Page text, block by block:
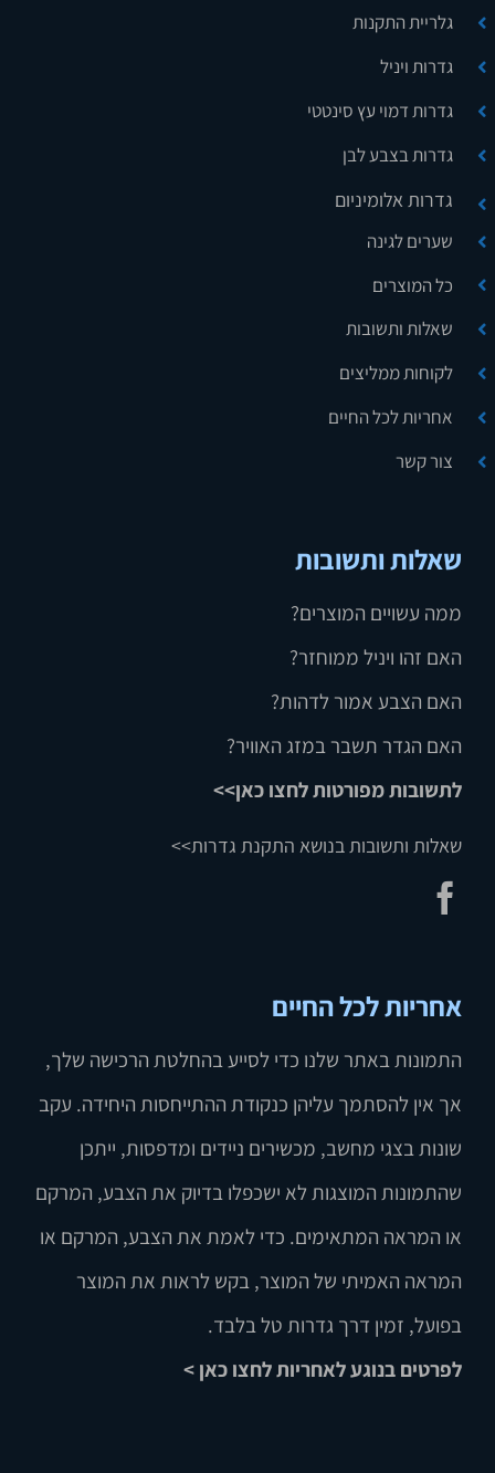
גלריית התקנות
גדרות ויניל
גדרות דמוי עץ סינטטי
גדרות בצבע לבן
גדרות אלומיניום
שערים לגינה
כל המוצרים
שאלות ותשובות
לקוחות ממליצים
אחריות לכל החיים
צור קשר
שאלות ותשובות
ממה עשויים המוצרים?
האם זהו ויניל ממוחזר?
האם הצבע אמור לדהות?
האם הגדר תשבר במזג האוויר?
לתשובות מפורטות לחצו כאן>>
שאלות ותשובות בנושא התקנת גדרות>>
אחריות לכל החיים
התמונות באתר שלנו כדי לסייע בהחלטת הרכישה שלך,
אך אין להסתמך עליהן כנקודת ההתייחסות היחידה. עקב
שונות בצגי מחשב, מכשירים ניידים ומדפסות, ייתכן
שהתמונות המוצגות לא ישכפלו בדיוק את הצבע, המרקם
או המראה המתאימים. כדי לאמת את הצבע, המרקם או
המראה האמיתי של המוצר, בקש לראות את המוצר
בפועל, זמין דרך גדרות טל בלבד.
לפרטים בנוגע לאחריות לחצו כאן >